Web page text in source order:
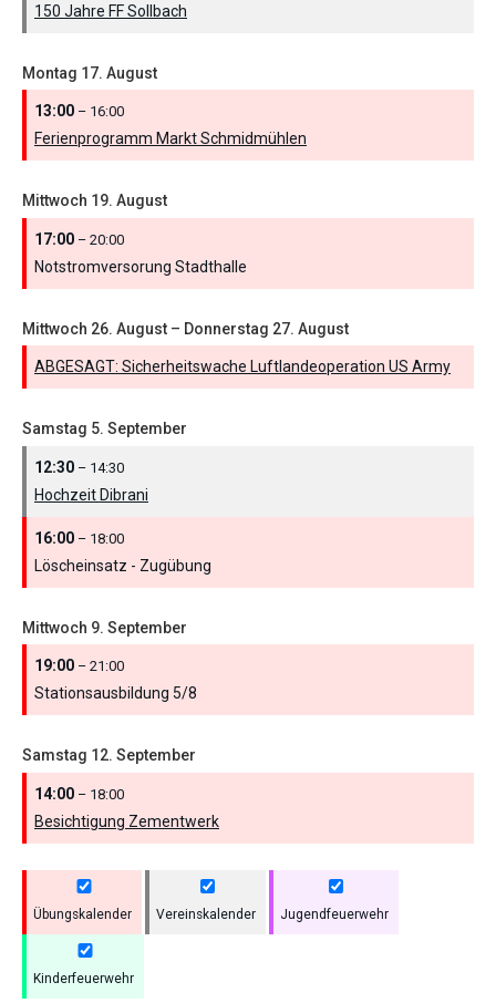
150 Jahre FF Sollbach
Montag 17. August
13:00 – 16:00
Ferienprogramm Markt Schmidmühlen
Mittwoch 19. August
17:00 – 20:00
Notstromversorung Stadthalle
Mittwoch 26. August – Donnerstag 27. August
ABGESAGT: Sicherheitswache Luftlandeoperation US Army
Samstag 5. September
12:30 – 14:30
Hochzeit Dibrani
16:00 – 18:00
Löscheinsatz - Zugübung
Mittwoch 9. September
19:00 – 21:00
Stationsausbildung 5/8
Samstag 12. September
14:00 – 18:00
Besichtigung Zementwerk
Übungskalender Vereinskalender Jugendfeuerwehr
Kinderfeuerwehr